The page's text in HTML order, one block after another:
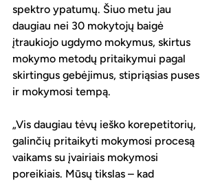
spektro ypatumų. Šiuo metu jau
daugiau nei 30 mokytojų baigė
įtraukiojo ugdymo mokymus, skirtus
mokymo metodų pritaikymui pagal
skirtingus gebėjimus, stipriąsias puses
ir mokymosi tempą.
„Vis daugiau tėvų ieško korepetitorių,
galinčių pritaikyti mokymosi procesą
vaikams su įvairiais mokymosi
poreikiais. Mūsų tikslas – kad